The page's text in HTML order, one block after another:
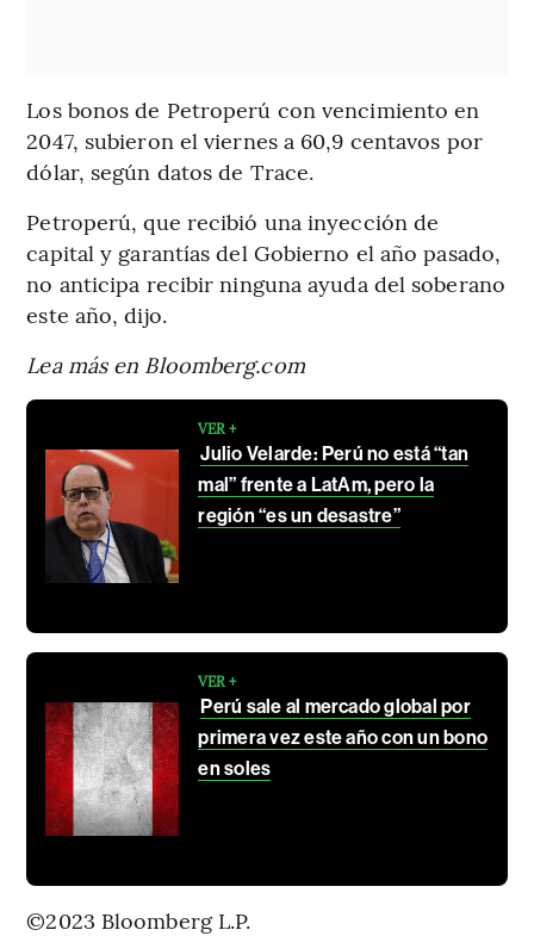
Los bonos de Petroperú con vencimiento en
2047, subieron el viernes a 60,9 centavos por
dólar, según datos de Trace.
Petroperú, que recibió una inyección de
capital y garantías del Gobierno el año pasado,
no anticipa recibir ninguna ayuda del soberano
este año, dijo.
Lea más en Bloomberg.com
VER +
Julio Velarde: Perú no está “tan
mal” frente a LatAm, pero la
región “es un desastre”
VER +
Perú sale al mercado global por
primera vez este año con un bono
en soles
©2023 Bloomberg L.P.